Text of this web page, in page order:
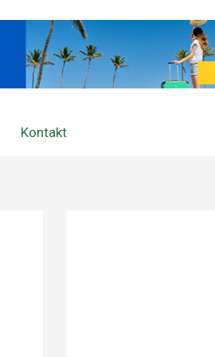
Kontakt